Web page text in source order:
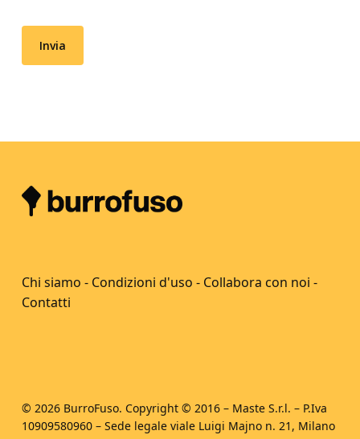
Chi siamo - Condizioni d'uso - Collabora con noi -
Contatti
© 2026 BurroFuso. Copyright © 2016 – Maste S.r.l. – P.Iva
10909580960 – Sede legale viale Luigi Majno n. 21, Milano